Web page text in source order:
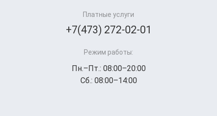
Платные услуги
+7(473) 272-02-01
Режим работы:
Пн.–Пт.: 08:00–20:00
Сб.: 08:00–14:00